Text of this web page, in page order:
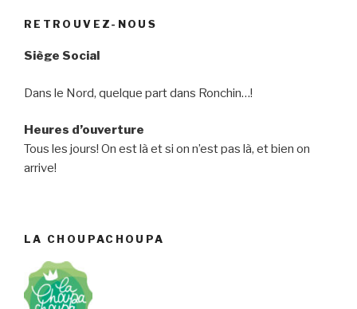
RETROUVEZ-NOUS
Siège Social
Dans le Nord, quelque part dans Ronchin…!
Heures d’ouverture
Tous les jours! On est là et si on n’est pas là, et bien on
arrive!
LA CHOUPACHOUPA